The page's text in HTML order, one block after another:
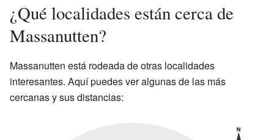
¿Qué localidades están cerca de
Massanutten?
Massanutten está rodeada de otras localidades
interesantes. Aquí puedes ver algunas de las más
cercanas y sus distancias: